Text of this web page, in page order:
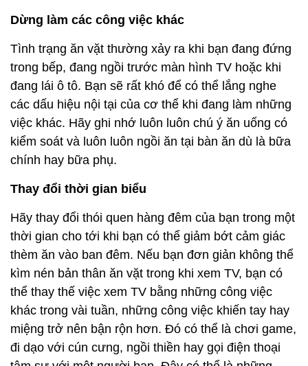
Dừng làm các công việc khác
Tình trạng ăn vặt thường xảy ra khi bạn đang đứng
trong bếp, đang ngồi trước màn hình TV hoặc khi
đang lái ô tô. Bạn sẽ rất khó để có thể lắng nghe
các dấu hiệu nội tại của cơ thể khi đang làm những
việc khác. Hãy ghi nhớ luôn luôn chú ý ăn uống có
kiểm soát và luôn luôn ngồi ăn tại bàn ăn dù là bữa
chính hay bữa phụ.
Thay đổi thời gian biểu
Hãy thay đổi thói quen hàng đêm của bạn trong một
thời gian cho tới khi bạn có thể giảm bớt cảm giác
thèm ăn vào ban đêm. Nếu bạn đơn giản không thể
kìm nén bản thân ăn vặt trong khi xem TV, bạn có
thể thay thế việc xem TV bằng những công việc
khác trong vài tuần, những công việc khiến tay hay
miệng trở nên bận rộn hơn. Đó có thể là chơi game,
đi dạo với cún cưng, ngồi thiền hay gọi điện thoại